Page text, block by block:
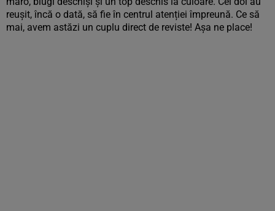
reușit, încă o dată, să fie în centrul atenției împreună. Ce să
mai, avem astăzi un cuplu direct de reviste! Așa ne place!